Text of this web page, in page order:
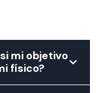
mi objetivo
físico?